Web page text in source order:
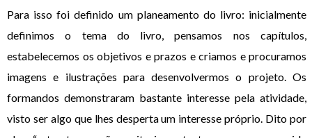
Para isso foi definido um planeamento do livro: inicialmente
definimos o tema do livro, pensamos nos capítulos,
estabelecemos os objetivos e prazos e criamos e procuramos
imagens e ilustrações para desenvolvermos o projeto. Os
formandos demonstraram bastante interesse pela atividade,
visto ser algo que lhes desperta um interesse próprio. Dito por